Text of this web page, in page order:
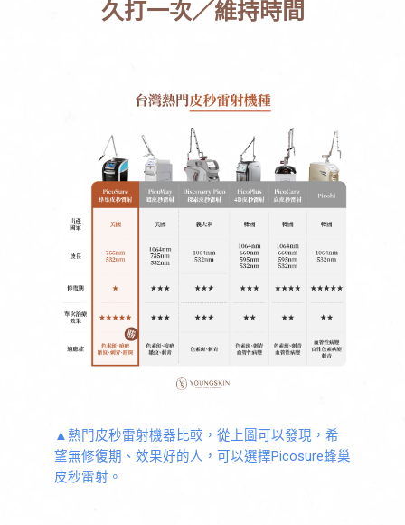
久打一次／維持時間
▲熱門皮秒雷射機器比較，從上圖可以發現，希
望無修復期、效果好的人，可以選擇Picosure蜂巢
皮秒雷射。